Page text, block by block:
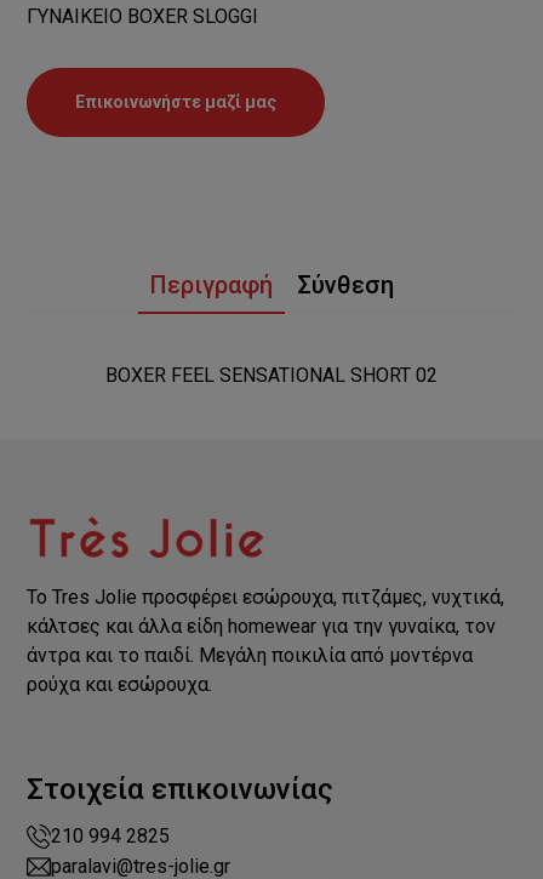
ΓΥΝΑΙΚΕΙΟ BOXER SLOGGI
Επικοινωνήστε μαζί μας
Περιγραφή Σύνθεση
BOXER FEEL SENSATIONAL SHORT 02
Το Tres Jolie προσφέρει εσώρουχα, πιτζάμες, νυχτικά,
κάλτσες και άλλα είδη homewear για την γυναίκα, τον
άντρα και το παιδί. Μεγάλη ποικιλία από μοντέρνα
ρούχα και εσώρουχα.
Στοιχεία επικοινωνίας
210 994 2825
paralavi@tres-jolie.gr